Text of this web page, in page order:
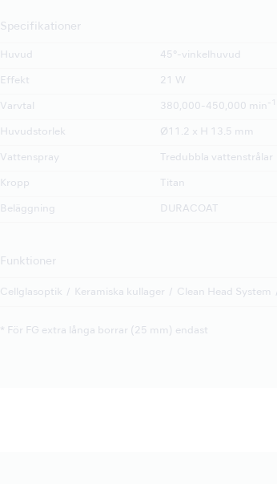
Specifikationer
Huvud 45°-vinkelhuvud
Effekt 21 W
Varvtal 380,000-450,000 min -1
Huvudstorlek Ø11.2 x H 13.5 mm
Vattenspray Tredubbla vattenstrålar
Kropp Titan
Beläggning DURACOAT
Funktioner
Cellglasoptik Keramiska kullager Clean Head System
* För FG extra långa borrar (25 mm) endast